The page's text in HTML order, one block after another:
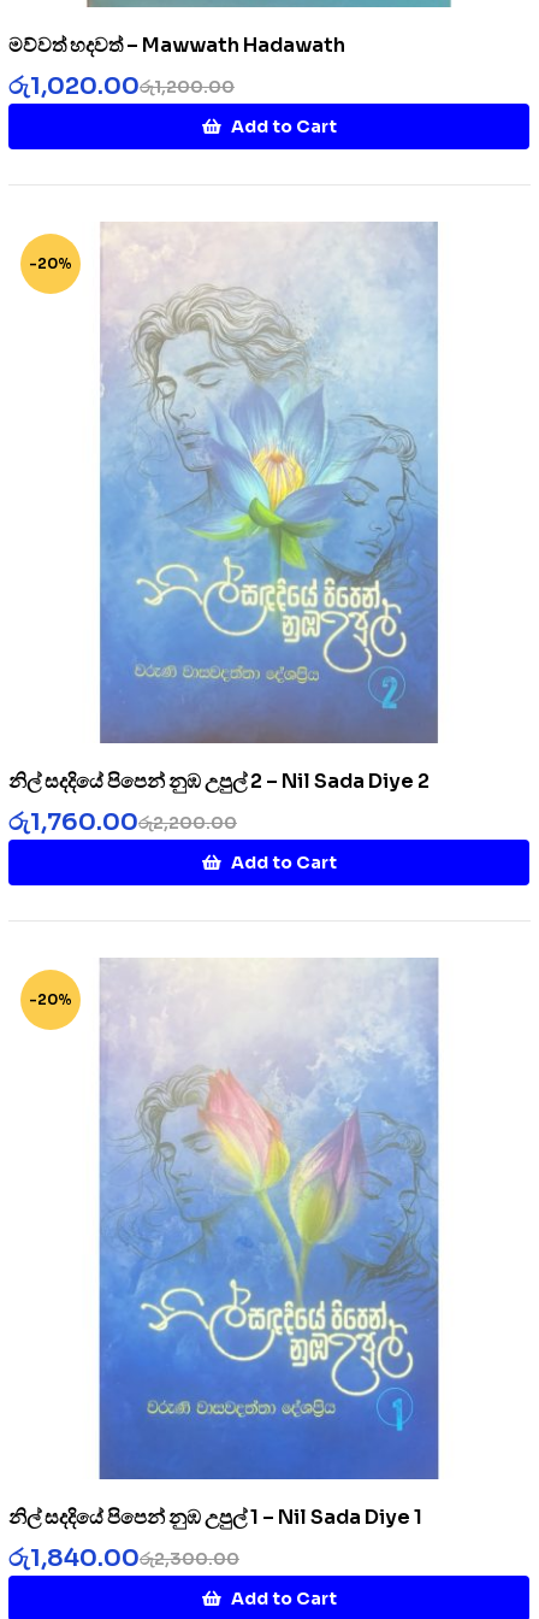
මව්වත් හදවත් – Mawwath Hadawath
රු1,200.00
රු1,020.00
Add to Cart
-20%
නිල් සදදියේ පිපෙන් නුඹ උපුල් 2 – Nil Sada Diye 2
රු2,200.00
රු1,760.00
Add to Cart
-20%
නිල් සදදියේ පිපෙන් නුඹ උපුල් 1 – Nil Sada Diye 1
රු2,300.00
රු1,840.00
Add to Cart